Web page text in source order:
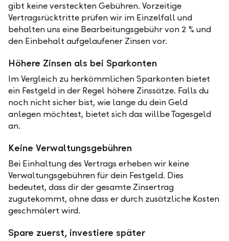
gibt keine versteckten Gebühren. Vorzeitige
Vertragsrücktritte prüfen wir im Einzelfall und
behalten uns eine Bearbeitungsgebühr von 2 % und
den Einbehalt aufgelaufener Zinsen vor.
Höhere Zinsen als bei Sparkonten
Im Vergleich zu herkömmlichen Sparkonten bietet
ein Festgeld in der Regel höhere Zinssätze. Falls du
noch nicht sicher bist, wie lange du dein Geld
anlegen möchtest, bietet sich das willbe Tagesgeld
an.
Keine Verwaltungsgebühren
Bei Einhaltung des Vertrags erheben wir keine
Verwaltungsgebühren für dein Festgeld. Dies
bedeutet, dass dir der gesamte Zinsertrag
zugutekommt, ohne dass er durch zusätzliche Kosten
geschmälert wird.
Spare zuerst, investiere später